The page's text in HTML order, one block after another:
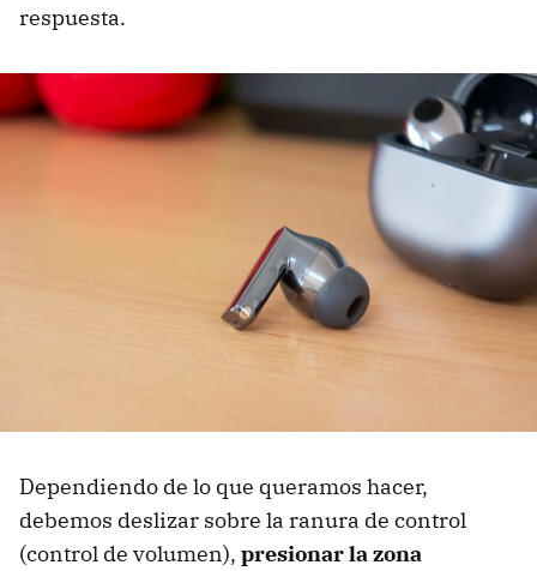
respuesta.
Dependiendo de lo que queramos hacer,
debemos deslizar sobre la ranura de control
(control de volumen), presionar la zona